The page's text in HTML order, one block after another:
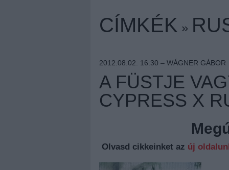
CÍMKÉK »
2012.08.02. 16:30 – WÁGNER GÁBOR
A FÜSTJE
CYPRESS X
Olvasd cikkeinket az új